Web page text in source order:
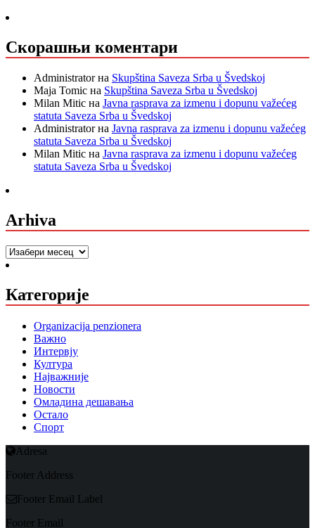
Скорашњи коментари
Administratorна Skupština Saveza Srba u Švedskoj
Maja Tomic на Skupština Saveza Srba u Švedskoj
Milan Mitic на Javna rasprava za izmenu i dopunu važećeg
statuta Saveza Srba u Švedskoj
Administratorна Javna rasprava za izmenu i dopunu važećeg
statuta Saveza Srba u Švedskoj
Milan Mitic на Javna rasprava za izmenu i dopunu važećeg
statuta Saveza Srba u Švedskoj
Arhiva
Arhiva
Категорије
Organizacija penzionera
Важно
Интервју
Култура
Најважније
Новости
Омладина дешавања
Остало
Спорт
Adresa
Footer Address
Footer Email Label
Footer Email